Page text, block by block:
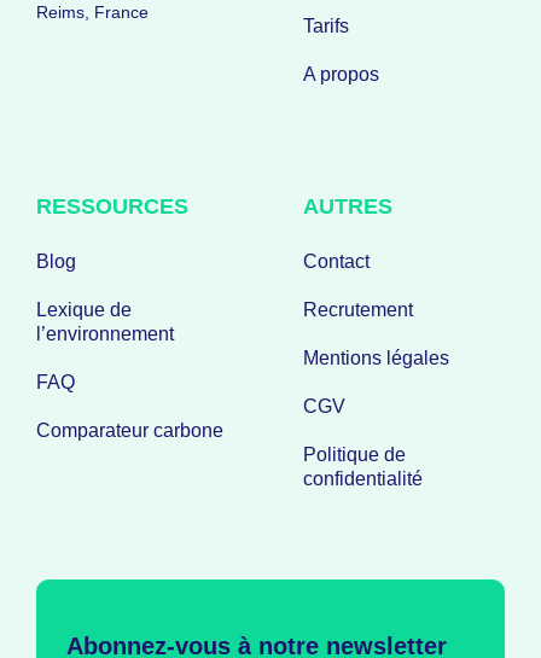
Reims, France
Tarifs
A propos
RESSOURCES
Blog
Lexique de
l’environnement
FAQ
Comparateur carbone
AUTRES
Contact
Recrutement
Mentions légales
CGV
Politique de
confidentialité
Abonnez-vous à notre newsletter